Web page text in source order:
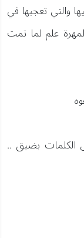
والتي تعجبها في
علم لما تمت
الكلمات بضيق ..